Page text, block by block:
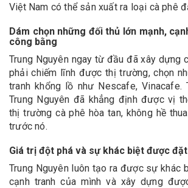
Việt Nam có thể sản xuất ra loại cà phê
Dám chọn những đối thủ lớn mạnh,
công bằng
Trung Nguyên ngay từ đầu đã xây dựng
phải chiếm lĩnh được thị trường, chọn
tranh khổng lồ như Nescafe, Vinacafe.
Trung Nguyên đã khẳng định được vị
thị trường cà phê hòa tan, không hề
trước nó.
Giá trị đột phá và sự khác biệt được
Trung Nguyên luôn tạo ra được sự khác
cạnh tranh của mình và xây dựng